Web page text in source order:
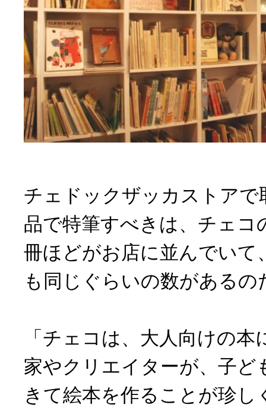
チェドックザッカストアで
品で特筆すべきは、チェコ
冊ほどがお店に並んでいて
も同じぐらいの数があるの
「チェコは、大人向けの
家やクリエイターが、子ど
きて絵本を作ることが珍し